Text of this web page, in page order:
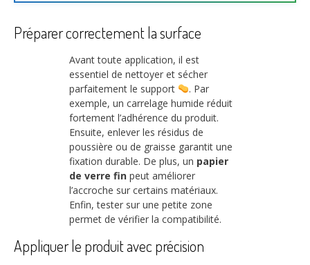
Préparer correctement la surface
Avant toute application, il est
essentiel de nettoyer et sécher
parfaitement le support
. Par
exemple, un carrelage humide réduit
fortement l’adhérence du produit.
Ensuite, enlever les résidus de
poussière ou de graisse garantit une
fixation durable. De plus, un papier
de verre fin peut améliorer
l’accroche sur certains matériaux.
Enfin, tester sur une petite zone
permet de vérifier la compatibilité.
Appliquer le produit avec précision